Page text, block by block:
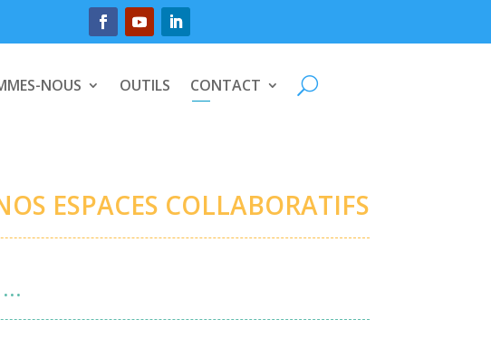
NOUS OUTILS CONTACT
ESPACES COLLABORATIFS
…